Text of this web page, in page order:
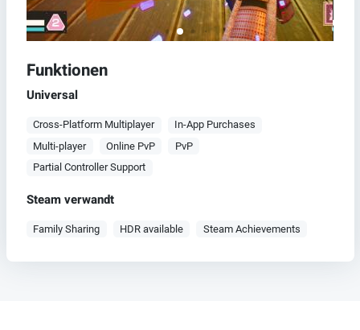
Funktionen
Universal
Cross-Platform Multiplayer
In-App Purchases
Multi-player
Online PvP
PvP
Partial Controller Support
Steam verwandt
Family Sharing HDR available Steam Achievements